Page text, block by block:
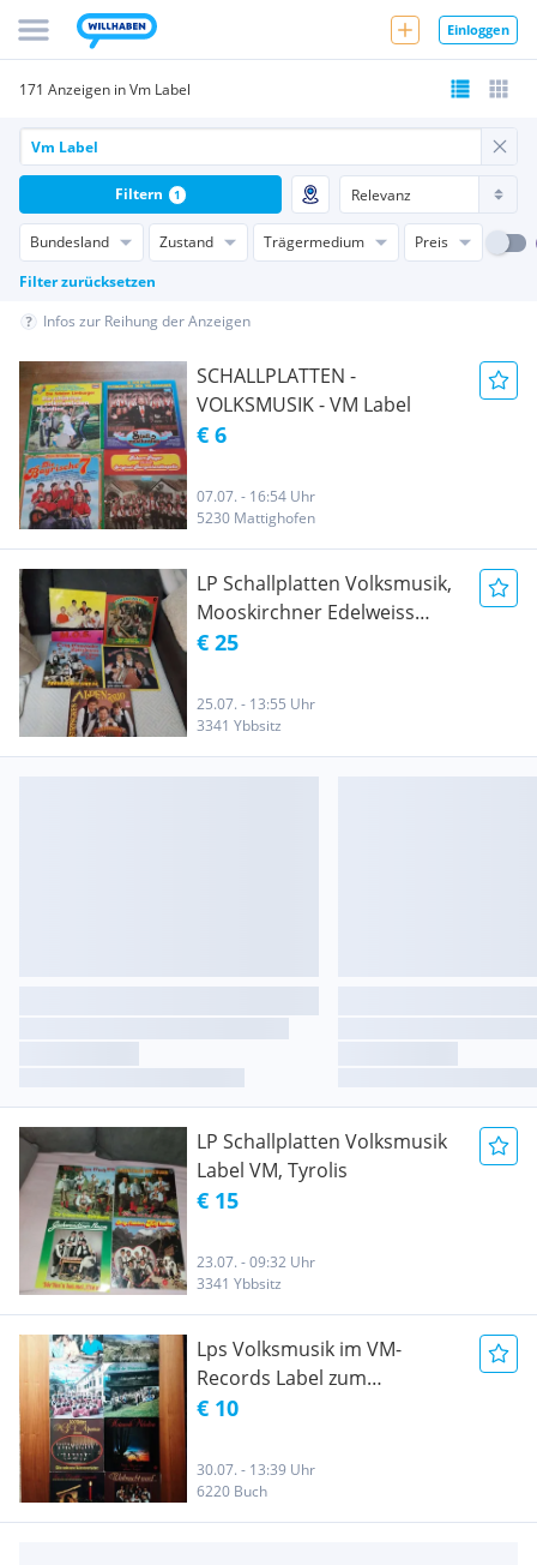
Einloggen
171 Anzeigen in Vm Label
Bundesland Zustand Trägermedium
Preis
Filter zurücksetzen
Filtern 1
Infos zur Reihung der Anzeigen
SCHALLPLATTEN -
VOLKSMUSIK - VM Label
€ 6
07.07. - 16:54 Uhr
5230 Mattighofen
LP Schallplatten Volksmusik,
Mooskirchner Edelweiss
Echo, LABEL VM, LABEL Urach
€ 25
25.07. - 13:55 Uhr
3341 Ybbsitz
LP Schallplatten Volksmusik
Label VM, Tyrolis
€ 15
23.07. - 09:32 Uhr
3341 Ybbsitz
Lps Volksmusik im VM-
Records Label zum
Aussuchen ab 10 Euro
€ 10
30.07. - 13:39 Uhr
6220 Buch